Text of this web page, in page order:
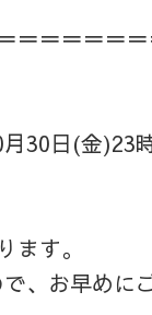
＝＝＝＝＝
30日(金)23
ます。
、お早めに